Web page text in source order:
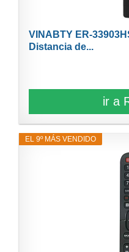
VINABTY ER-
Distancia de...
ir a
EL 9º MÁS VENDIDO